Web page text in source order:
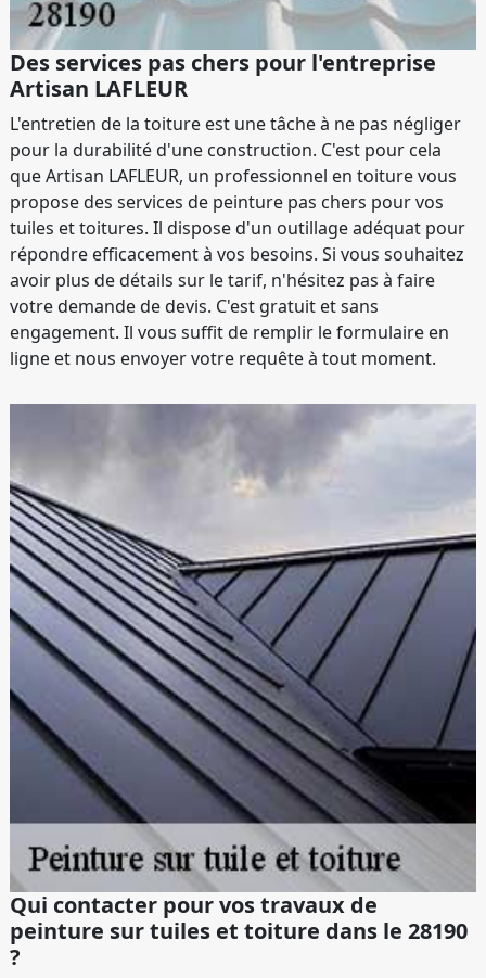
Des services pas chers pour l'entreprise
Artisan LAFLEUR
L'entretien de la toiture est une tâche à ne pas négliger
pour la durabilité d'une construction. C'est pour cela
que Artisan LAFLEUR, un professionnel en toiture vous
propose des services de peinture pas chers pour vos
tuiles et toitures. Il dispose d'un outillage adéquat pour
répondre efficacement à vos besoins. Si vous souhaitez
avoir plus de détails sur le tarif, n'hésitez pas à faire
votre demande de devis. C'est gratuit et sans
engagement. Il vous suffit de remplir le formulaire en
ligne et nous envoyer votre requête à tout moment.
Qui contacter pour vos travaux de
peinture sur tuiles et toiture dans le 28190
?